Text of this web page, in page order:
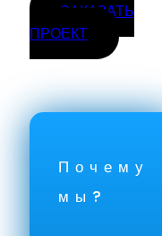
ЗАКАЗАТЬ
ПРОЕКТ
Почему
мы?